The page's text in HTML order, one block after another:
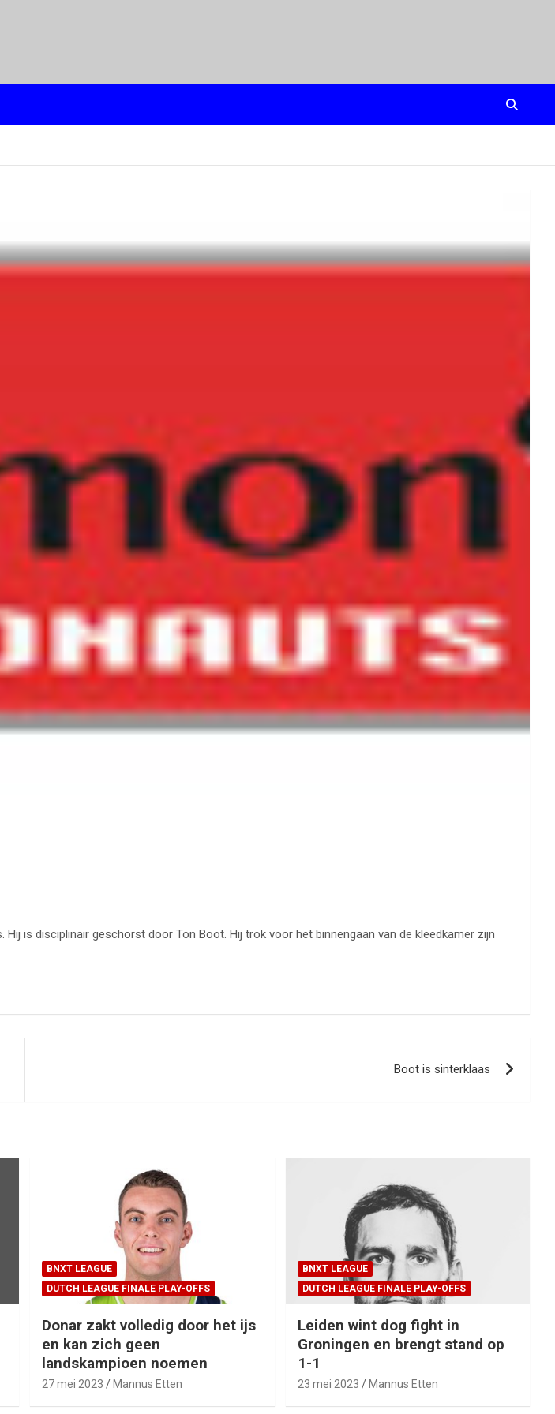
is disciplinair geschorst door Ton Boot. Hij trok voor het binnengaan van de kleedkamer zijn
Boot is sinterklaas
BNXT LEAGUE
DUTCH LEAGUE FINALE PLAY-OFFS
Donar zakt volledig door het ijs
en kan zich geen
landskampioen noemen
27 mei 2023 Mannus Etten
BNXT LEAGUE
DUTCH LEAGUE FINALE PLAY-OFFS
Leiden wint dog fight in
Groningen en brengt stand op
1-1
23 mei 2023 Mannus Etten